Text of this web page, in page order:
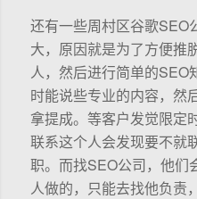
还有一些周村区谷歌SEO
大，原因就是为了方便推
人，然后进行简单的SEO
时能说些专业的内容，然
拿提成。等客户发觉限定
联系这个人会发现要不就
职。而找SEO公司，他们
人做的，只能去找他负责